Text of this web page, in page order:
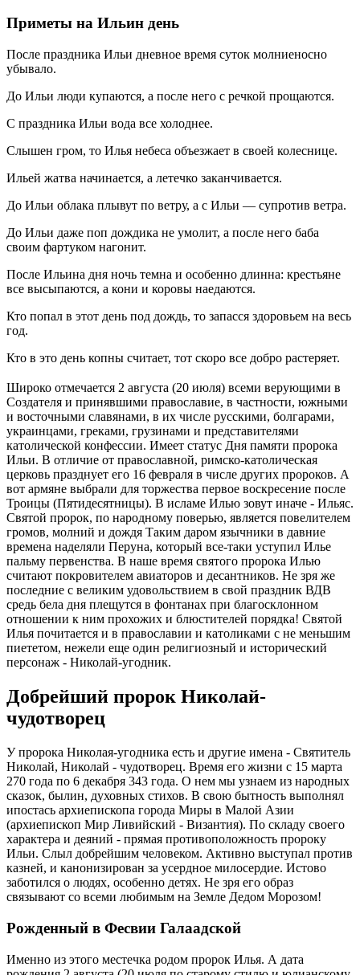
Приметы на Ильин день
После праздника Ильи дневное время суток молниеносно
убывало.
До Ильи люди купаются, а после него с речкой прощаются.
С праздника Ильи вода все холоднее.
Слышен гром, то Илья небеса объезжает в своей колеснице.
Ильей жатва начинается, а летечко заканчивается.
До Ильи облака плывут по ветру, а с Ильи — супротив ветра.
До Ильи даже поп дождика не умолит, а после него баба
своим фартуком нагонит.
После Ильина дня ночь темна и особенно длинна: крестьяне
все высыпаются, а кони и коровы наедаются.
Кто попал в этот день под дождь, то запасся здоровьем на весь
год.
Кто в это день копны считает, тот скоро все добро растеряет.
Широко отмечается 2 августа (20 июля) всеми верующими в
Создателя и принявшими православие, в частности, южными
и восточными славянами, в их числе русскими, болгарами,
украинцами, греками, грузинами и представителями
католической конфессии. Имеет статус Дня памяти пророка
Ильи. В отличие от православной, римско-католическая
церковь празднует его 16 февраля в числе других пророков. А
вот армяне выбрали для торжества первое воскресение после
Троицы (Пятидесятницы). В исламе Илью зовут иначе - Ильяс.
Святой пророк, по народному поверью, является повелителем
громов, молний и дождя Таким даром язычники в давние
времена наделяли Перуна, который все-таки уступил Илье
пальму первенства. В наше время святого пророка Илью
считают покровителем авиаторов и десантников. Не зря же
последние с великим удовольствием в свой праздник ВДВ
средь бела дня плещутся в фонтанах при благосклонном
отношении к ним прохожих и блюстителей порядка! Святой
Илья почитается и в православии и католиками с не меньшим
пиететом, нежели еще один религиозный и исторический
персонаж - Николай-угодник.
Добрейший пророк Николай-
чудотворец
У пророка Николая-угодника есть и другие имена - Святитель
Николай, Николай - чудотворец. Время его жизни с 15 марта
270 года по 6 декабря 343 года. О нем мы узнаем из народных
сказок, былин, духовных стихов. В свою бытность выполнял
ипостась архиепископа города Миры в Малой Азии
(архиепископ Мир Ливийский - Византия). По складу своего
характера и деяний - прямая противоположность пророку
Ильи. Слыл добрейшим человеком. Активно выступал против
казней, и канонизирован за усердное милосердие. Истово
заботился о людях, особенно детях. Не зря его образ
связывают со всеми любимым на Земле Дедом Морозом!
Рожденный в Фесвии Галаадской
Именно из этого местечка родом пророк Илья. А дата